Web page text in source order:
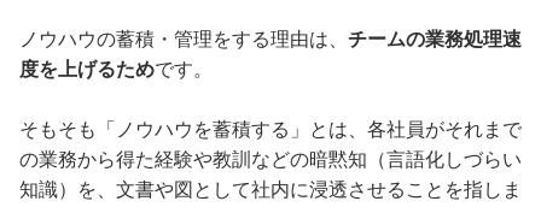
ノウハウの蓄積・管理をする理由は、 チームの業務処理速
度を上げるためです。
そもそも「ノウハウを蓄積する」とは、各社員がそれまで
の業務から得た経験や教訓などの暗黙知（言語化しづらい
知識）を、文書や図として社内に浸透させることを指しま